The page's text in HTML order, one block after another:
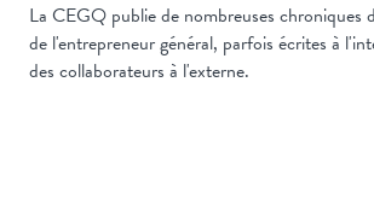
La CEGQ publie de nombreuses chroniques
de l'entrepreneur général, parfois écrites à
des collaborateurs à l'externe.